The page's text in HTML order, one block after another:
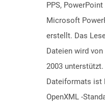
PPS,
Microsoft
erstellt. Das
Dateien wird
2003
Dateiformats ist
OpenXML -